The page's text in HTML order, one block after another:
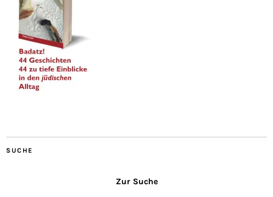
SUCHE
Zur Suche